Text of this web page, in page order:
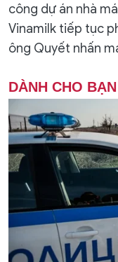
công dự án nhà
Vinamilk tiếp tục
ông Quyết nhấn